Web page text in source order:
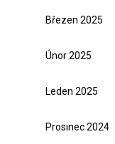
Březen 2025
Únor 2025
Leden 2025
Prosinec 2024